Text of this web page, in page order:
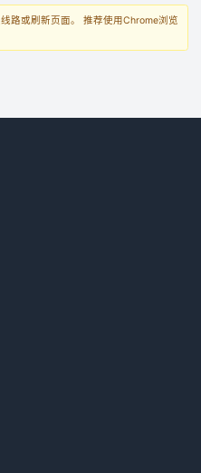
路或刷新页面。 推荐使用Chrome浏览